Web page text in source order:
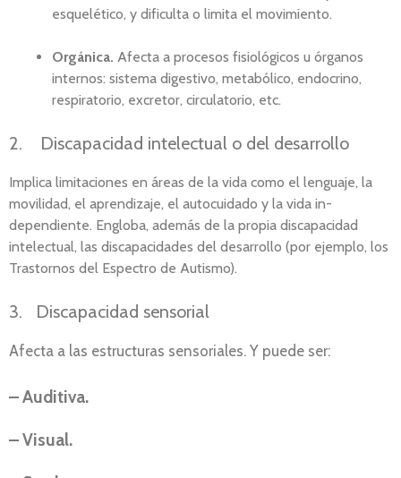
esquelético, y dificulta o limita el movimiento.
Orgánica. Afecta a procesos fisiológicos u órganos
internos: sistema digestivo, metabólico, endocrino,
respiratorio, excretor, circulatorio, etc.
2. Discapacidad intelectual o del desarrollo
Implica limitaciones en áreas de la vida como el lenguaje, la
movilidad, el aprendizaje, el autocuidado y la vida in-
dependiente. Engloba, además de la propia discapacidad
intelectual, las discapacidades del desarrollo (por ejemplo, los
Trastornos del Espectro de Autismo).
3. Discapacidad sensorial
Afecta a las estructuras sensoriales. Y puede ser:
–Auditiva.
– Visual.